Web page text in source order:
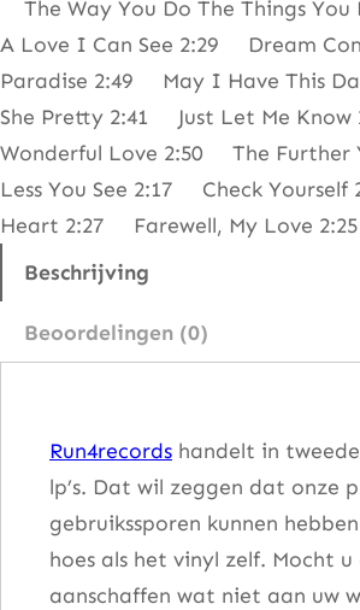
o
n
s
–
M
e
t
The Way You Do The Things
A Love I Can See 2:29 Dream
Paradise 2:49 May I Have This
She Pretty 2:41 Just Let Me
Wonderful Love 2:50 The Further
Less You See 2:17 Check
Heart 2:27 Farewell, My Love 2:25
Beschrijving
Beoordelingen (0)
Run4records handelt in
lp’s. Dat wil zeggen dat onze
gebruikssporen kunnen
hoes als het vinyl zelf. Mocht
aanschaffen wat niet aan uw